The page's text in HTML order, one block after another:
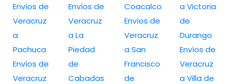
Envíos de
Veracruz
a
Pachuca
Envíos de
Veracruz
Envíos de
Veracruz
a La
Piedad
de
Cabadas
Coacalco
Envíos de
Veracruz
a San
Francisco
de
a Victoria
de
Durango
Envíos de
Veracruz
a Villa de